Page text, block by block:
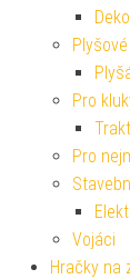
Pro
Pro
Vojáci
Hračky na